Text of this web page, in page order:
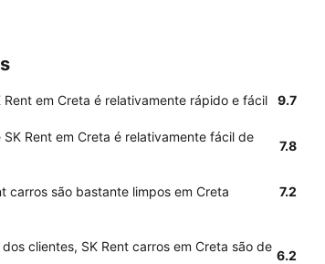
em Creta é relativamente rápido e fácil 9.7
Rent em Creta é relativamente fácil de
7.8
carros são bastante limpos em Creta 7.2
clientes, SK Rent carros em Creta são de
6.2